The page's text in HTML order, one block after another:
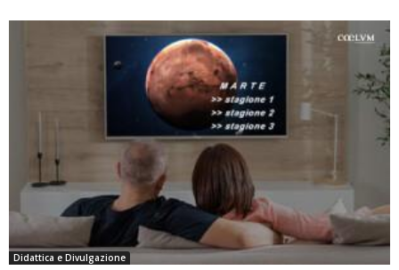
Didattica e Divulgazione